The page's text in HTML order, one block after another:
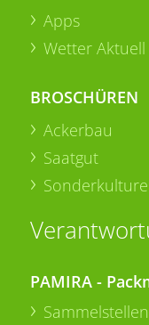
Apps
Wetter Aktuell
BROSCHÜREN
Ackerbau
Saatgut
PAMIRA -